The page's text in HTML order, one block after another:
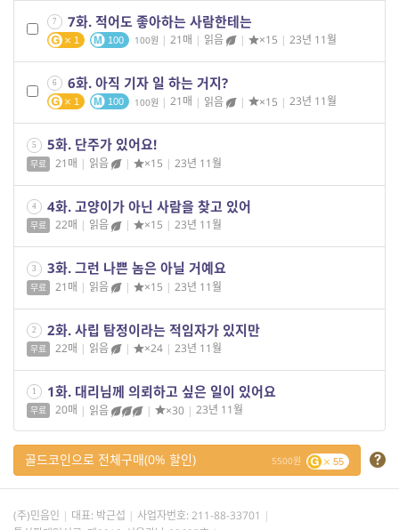
7 7화. 적어도 좋아하는 사람한테는
1 100 100 | 21매 | 읽음 | ×15 | 23년 11월
6 6화. 아직 기자 일 하는 거지?
1 100 100 | 21매 | 읽음 | ×15 | 23년 11월
5 5화. 단주가 있어요!
무료 21매 | 읽음 | ×15 | 23년 11월
4 4화. 고양이가 아닌 사람을 찾고 있어
무료 22매 | 읽음 | ×15 | 23년 11월
3 3화. 그런 나쁜 놈은 아닐 거예요
무료 21매 | 읽음 | ×15 | 23년 11월
2 2화. 사립 탐정이라는 적임자가 있지만
무료 22매 | 읽음 | ×24 | 23년 11월
1 1화. 대리님께 의뢰하고 싶은 일이 있어요
무료 20매 | 읽음 | ×30 | 23년 11월
5500 55
골드코인으로 전체구매(0% 할인)
(주)민음인 대표: 박근섭 사업자번호: 211-88-33701